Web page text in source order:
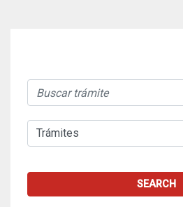
SEARCH